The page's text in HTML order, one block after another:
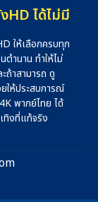
HD ได้ไม่มี
ให้เลือกครบทุก
ำนาน ทำให้ไม่
ถ้าสามารถ ดู
ให้ประสบการณ์
พากย์ไทย ได้
ทิงที่แท้จริง